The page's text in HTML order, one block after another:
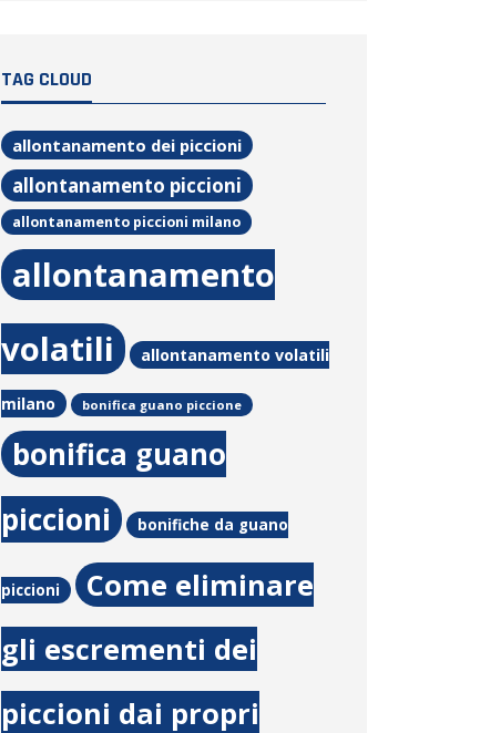
TAG CLOUD
allontanamento dei piccioni
allontanamento piccioni
allontanamento piccioni milano
allontanamento
volatili
allontanamento volatili
milano bonifica guano piccione
bonifica guano
piccioni
bonifiche da guano
piccioni
Come eliminare
gli escrementi dei
piccioni dai propri